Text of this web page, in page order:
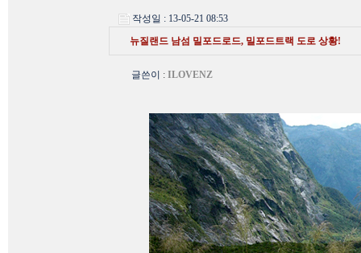
작성일 : 13-05-21 08:53
뉴질랜드 남섬 밀포드로드, 밀포드트랙 도로 상황!
글쓴이 : ILOVENZ